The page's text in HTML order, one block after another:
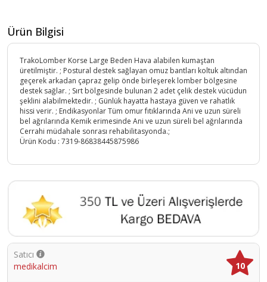
Ürün Bilgisi
TrakoLomber Korse Large Beden Hava alabilen kumaştan
üretilmiştir. ; Postural destek sağlayan omuz bantları koltuk altından
geçerek arkadan çapraz gelip önde birleşerek lomber bölgesine
destek sağlar. ; Sırt bölgesinde bulunan 2 adet çelik destek vücüdun
şeklini alabilmektedir. ; Günlük hayatta hastaya güven ve rahatlık
hissi verir. ; Endikasyonlar Tüm omur fıtıklarında Ani ve uzun süreli
bel ağrılarında Kemik erimesinde Ani ve uzun süreli bel ağrılarında
Cerrahi müdahale sonrası rehabilitasyonda.;
Ürün Kodu : 7319-86838445875986
Satıcı
medikalcim
10